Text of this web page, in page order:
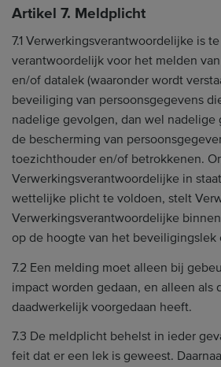
Artikel 7. Meldplicht
7.1 Verwerkingsverantwoordelijke is
verantwoordelijk voor het melden
en/of datalek (waaronder wordt
beveiliging van persoonsgegevens
nadelige gevolgen, dan wel
de bescherming van
toezichthouder en/of betrokkenen.
Verwerkingsverantwoordelijke in
wettelijke plicht te voldoen, stelt
Verwerkingsverantwoordelijke
op de hoogte van het beveiligingslek
7.2 Een melding moet alleen bij
impact worden gedaan, en alleen als
daadwerkelijk voorgedaan heeft.
7.3 De meldplicht behelst in ieder
feit dat er een lek is geweest.